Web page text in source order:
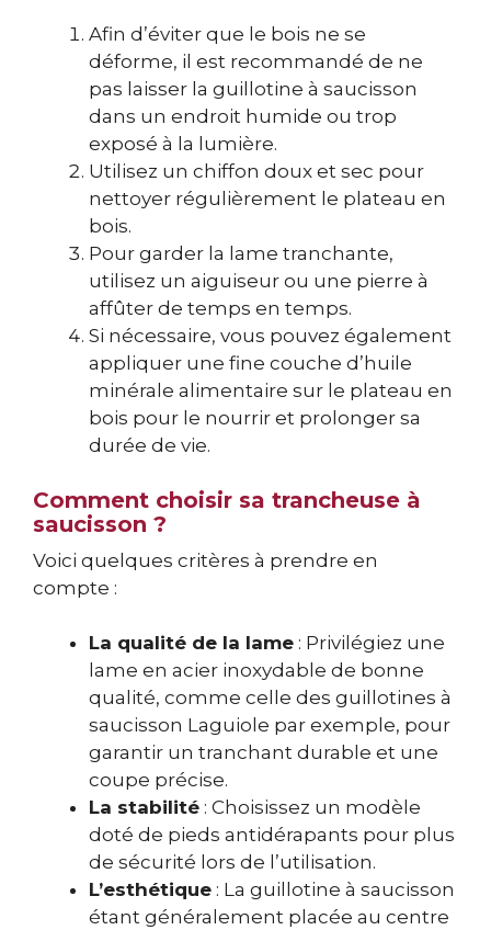
Afin d’éviter que le bois ne se
déforme, il est recommandé de ne
pas laisser la guillotine à saucisson
dans un endroit humide ou trop
exposé à la lumière.
Utilisez un chiffon doux et sec pour
nettoyer régulièrement le plateau en
bois.
Pour garder la lame tranchante,
utilisez un aiguiseur ou une pierre à
affûter de temps en temps.
Si nécessaire, vous pouvez également
appliquer une fine couche d’huile
minérale alimentaire sur le plateau en
bois pour le nourrir et prolonger sa
durée de vie.
Comment choisir sa trancheuse à
saucisson ?
Voici quelques critères à prendre en
compte :
La qualité de la lame : Privilégiez une
lame en acier inoxydable de bonne
qualité, comme celle des guillotines à
saucisson Laguiole par exemple, pour
garantir un tranchant durable et une
coupe précise.
La stabilité : Choisissez un modèle
doté de pieds antidérapants pour plus
de sécurité lors de l’utilisation.
L’esthétique : La guillotine à saucisson
étant généralement placée au centre